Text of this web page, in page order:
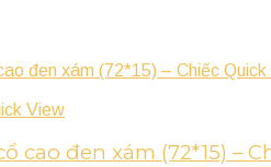
View
cao đen xám (72*15) –